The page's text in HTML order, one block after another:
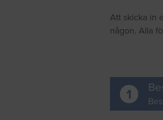
Att skicka in
någon. Alla
1